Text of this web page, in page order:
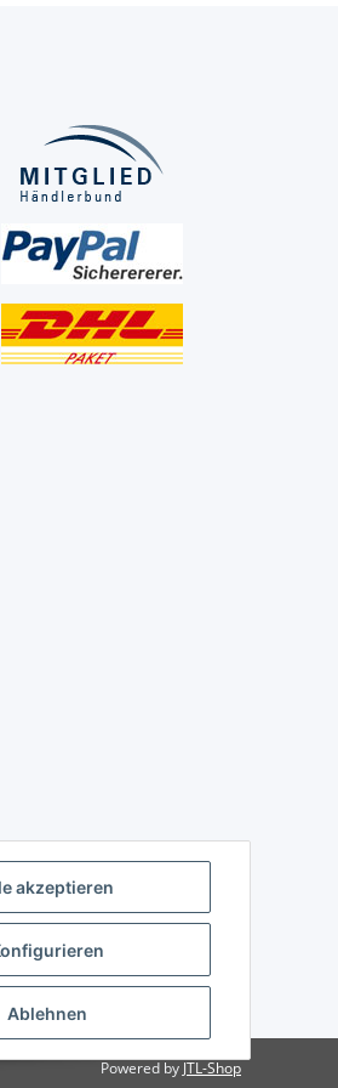
akzeptieren
Ablehnen
Powered by JTL-Shop